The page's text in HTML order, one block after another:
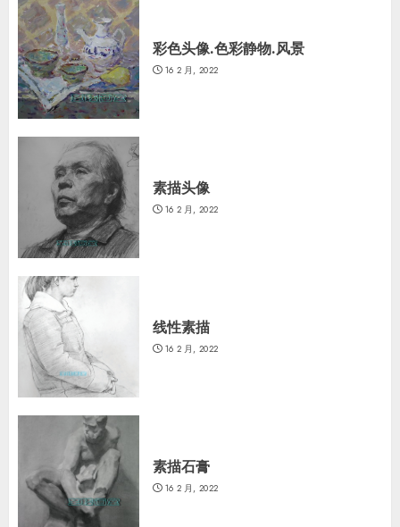
彩色头像.色彩静物.风景
16 2 月, 2022
素描头像
16 2 月, 2022
线性素描
16 2 月, 2022
素描石膏
16 2 月, 2022